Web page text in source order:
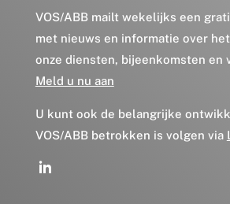
VOS/ABB mailt wekelijks een
met nieuws en informatie over
onze diensten, bijeenkomsten en
Meld u nu aan
U kunt ook de belangrijke
VOS/ABB betrokken is volgen via